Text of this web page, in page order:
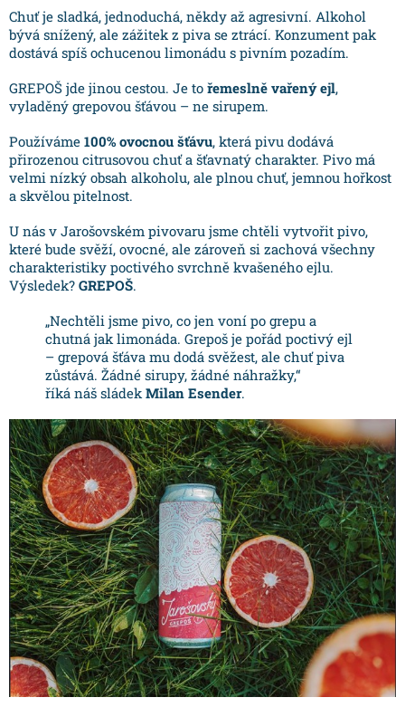
Chuť je sladká, jednoduchá, někdy až agresivní. Alkohol
bývá snížený, ale zážitek z piva se ztrácí. Konzument pak
dostává spíš ochucenou limonádu s pivním pozadím.
GREPOŠ jde jinou cestou. Je to řemeslně vařený ejl,
vyladěný grepovou šťávou – ne sirupem.
Používáme 100% ovocnou šťávu, která pivu dodává
přirozenou citrusovou chuť a šťavnatý charakter. Pivo má
velmi nízký obsah alkoholu, ale plnou chuť, jemnou hořkost
a skvělou pitelnost.
U nás v Jarošovském pivovaru jsme chtěli vytvořit pivo,
které bude svěží, ovocné, ale zároveň si zachová všechny
charakteristiky poctivého svrchně kvašeného ejlu.
Výsledek? GREPOŠ.
„Nechtěli jsme pivo, co jen voní po grepu a
chutná jak limonáda. Grepoš je pořád poctivý ejl
– grepová šťáva mu dodá svěžest, ale chuť piva
zůstává. Žádné sirupy, žádné náhražky,“
říká náš sládek Milan Esender.